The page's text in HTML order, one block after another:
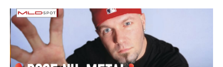
INSPIRING COMMUNITIES
TRENDING
EVENTS